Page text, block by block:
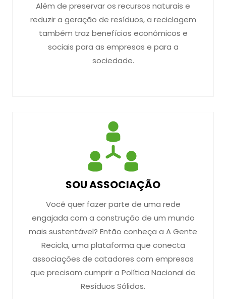
Além de preservar os recursos naturais e
reduzir a geração de resíduos, a reciclagem
também traz benefícios econômicos e
sociais para as empresas e para a
sociedade.
SOU ASSOCIAÇÃO
Você quer fazer parte de uma rede
engajada com a construção de um mundo
mais sustentável? Então conheça a A Gente
Recicla, uma plataforma que conecta
associações de catadores com empresas
que precisam cumprir a Política Nacional de
Resíduos Sólidos.